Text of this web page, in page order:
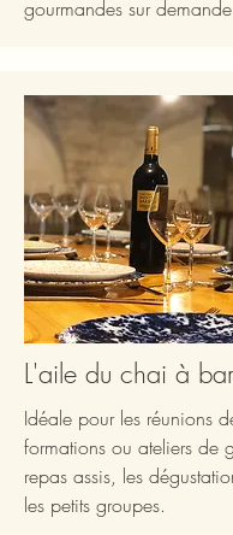
gourmandes sur
L'aile du chai à
Idéale pour les réunions
formations ou ateliers de
repas assis, les
les petits groupes.